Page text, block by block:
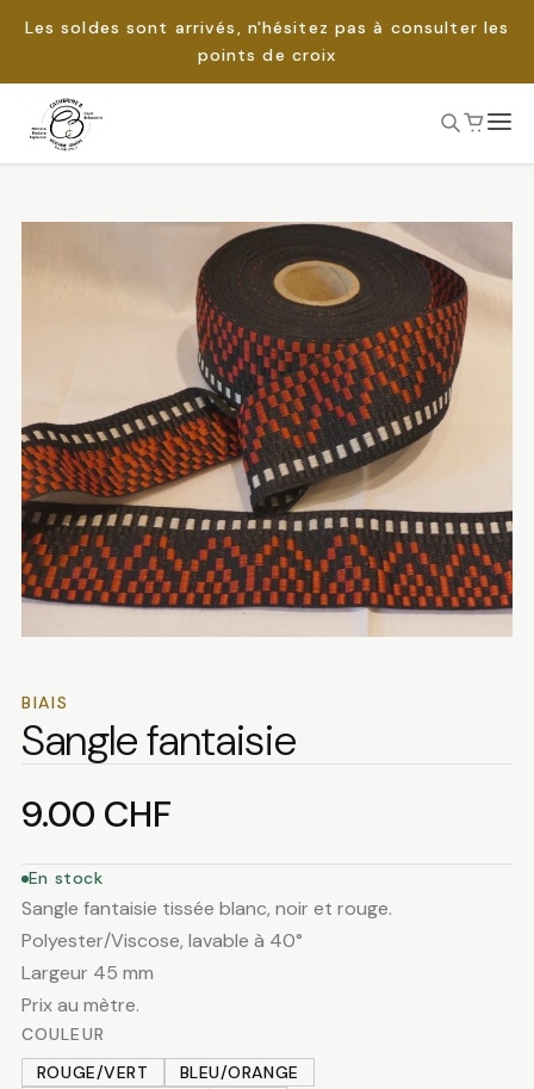
Les soldes sont arrivés, n'hésitez pas à consulter les
points de croix
Passer
BIAIS
Sangle fantaisie
9.00 CHF
En stock
Sangle fantaisie tissée blanc, noir et rouge.
Polyester/Viscose, lavable à 40°
Largeur 45 mm
Prix au mètre.
COULEUR
ROUGE/VERT
BLEU/ORANGE